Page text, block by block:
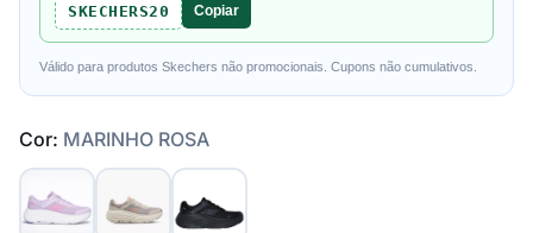
SKECHERS20 Copiar
Válido para produtos Skechers não promocionais. Cupons não cumulativos.
Cor: MARINHO ROSA